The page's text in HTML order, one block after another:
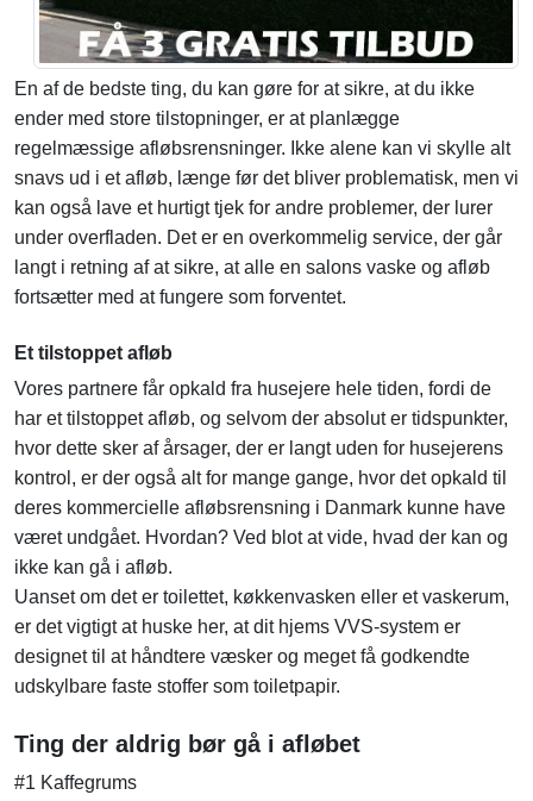
En af de bedste ting, du kan gøre for at sikre, at du ikke
ender med store tilstopninger, er at planlægge
regelmæssige afløbsrensninger. Ikke alene kan vi skylle alt
snavs ud i et afløb, længe før det bliver problematisk, men vi
kan også lave et hurtigt tjek for andre problemer, der lurer
under overfladen. Det er en overkommelig service, der går
langt i retning af at sikre, at alle en salons vaske og afløb
fortsætter med at fungere som forventet.
Et tilstoppet afløb
Vores partnere får opkald fra husejere hele tiden, fordi de
har et tilstoppet afløb, og selvom der absolut er tidspunkter,
hvor dette sker af årsager, der er langt uden for husejerens
kontrol, er der også alt for mange gange, hvor det opkald til
deres kommercielle afløbsrensning i Danmark kunne have
været undgået. Hvordan? Ved blot at vide, hvad der kan og
ikke kan gå i afløb.
Uanset om det er toilettet, køkkenvasken eller et vaskerum,
er det vigtigt at huske her, at dit hjems VVS-system er
designet til at håndtere væsker og meget få godkendte
udskylbare faste stoffer som toiletpapir.
Ting der aldrig bør gå i afløbet
#1 Kaffegrums